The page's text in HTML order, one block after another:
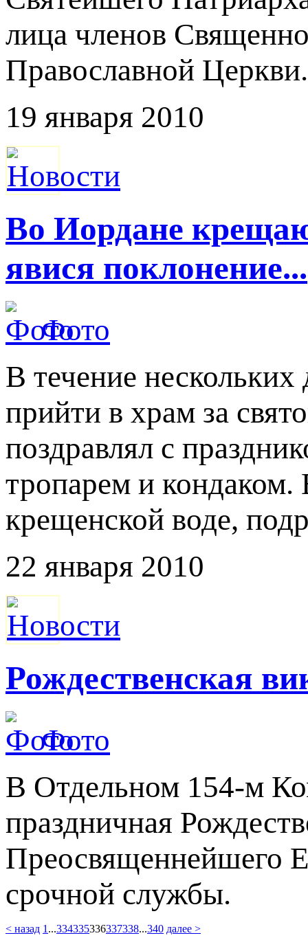
лица членов
Православной Церкви.
19 января 2010
Во Иордане
явися поклонение...
Фото
В течение
прийти в храм за
поздравлял с
тропарем и
крещенской воде,
22 января 2010
Рождественская
Фото
В Отдельном 154-м
праздничная
Преосвященнейшего
срочной службы.
< назад 1 ...334335336337338...340 далее >